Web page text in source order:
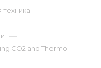
техника —
—
CO2 and Thermo-